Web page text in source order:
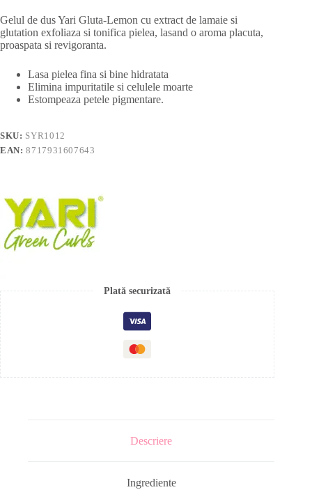
Gelul de dus Yari Gluta-Lemon cu extract de lamaie si
glutation exfoliaza si tonifica pielea, lasand o aroma placuta,
proaspata si revigoranta.
Lasa pielea fina si bine hidratata
Elimina impuritatile si celulele moarte
Estompeaza petele pigmentare.
SKU: SYR1012
EAN:8717931607643
Plată securizată
Descriere
Ingrediente